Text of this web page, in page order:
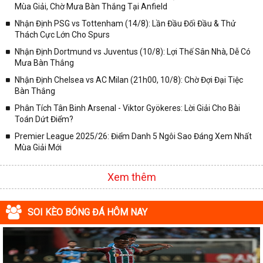
✓ Giải VĐQG Tây Ban Nha;
✓ VĐQG Đức;
✓ VĐQG Pháp;
✓ Liên Đoàn Anh;
✓ U23 Châu Á;
✓ Euro 2020;
✓ VLWC KV Châu Á;
✓ Các giải đấu bóng đá khác.
Vì vậy, đồng hành cùng với chuyên trang
sẽ không bỏ lỡ bất kỳ trận đấu bóng đá nào, đặc biệt là những trận
bóng siêu kinh điển tại các giải bóng đá lớn nhất trên Thế giới. Tại
đây, mọi người sẽ có thể khai thác thêm được rất nhiều những
thông tin liên quan đến trận đấu bóng đá sắp diễn ra như:
Mùa Giải, Chờ Mưa Bàn Thắng Tại Anfield
Nhận Định PSG vs Tottenham (14/8): Lần Đầu Đối Đầu & Thử
Thách Cực Lớn Cho Spurs
Nhận Định Dortmund vs Juventus (10/8): Lợi Thế Sân Nhà, Dễ Có
Mưa Bàn Thắng
Nhận Định Chelsea vs AC Milan (21h00, 10/8): Chờ Đợi Đại Tiệc
Bàn Thắng
Phân Tích Tân Binh Arsenal - Viktor Gyökeres: Lời Giải Cho Bài
Toán Dứt Điểm?
Premier League 2025/26: Điểm Danh 5 Ngôi Sao Đáng Xem Nhất
Mùa Giải Mới
Xem thêm
SOI KÈO BÓNG ĐÁ HÔM NAY